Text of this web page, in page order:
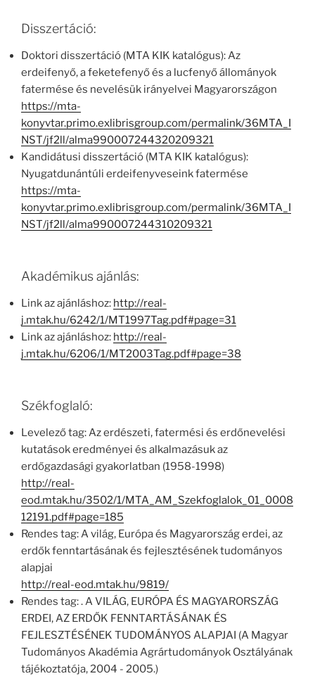
Disszertáció:
Doktori disszertáció (MTA KIK katalógus): Az
erdeifenyő, a feketefenyő és a lucfenyő állományok
fatermése és nevelésük irányelvei Magyarországon
https://mta-
konyvtar.primo.exlibrisgroup.com/permalink/36MTA_I
NST/jf2ll/alma990007244320209321
Kandidátusi disszertáció (MTA KIK katalógus):
Nyugatdunántúli erdeifenyveseink fatermése
https://mta-
konyvtar.primo.exlibrisgroup.com/permalink/36MTA_I
NST/jf2ll/alma990007244310209321
Akadémikus ajánlás:
Link az ajánláshoz: http://real-
j.mtak.hu/6242/1/MT1997Tag.pdf#page=31
Link az ajánláshoz: http://real-
j.mtak.hu/6206/1/MT2003Tag.pdf#page=38
Székfoglaló:
Levelező tag: Az erdészeti, fatermési és erdőnevelési
kutatások eredményei és alkalmazásuk az
erdőgazdasági gyakorlatban (1958-1998)
http://real-
eod.mtak.hu/3502/1/MTA_AM_Szekfoglalok_01_0008
12191.pdf#page=185
Rendes tag: A világ, Európa és Magyarország erdei, az
erdők fenntartásának és fejlesztésének tudományos
alapjai
http://real-eod.mtak.hu/9819/
Rendes tag: . A VILÁG, EURÓPA ÉS MAGYARORSZÁG
ERDEI, AZ ERDŐK FENNTARTÁSÁNAK ÉS
FEJLESZTÉSÉNEK TUDOMÁNYOS ALAPJAI (A Magyar
Tudományos Akadémia Agrártudományok Osztályának
tájékoztatója, 2004 - 2005.)